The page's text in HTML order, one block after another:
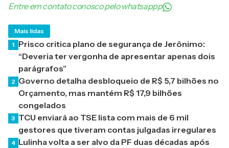
Entre em contato conosco pelo whatsappp
Mais lidas
1 Prisco critica plano de segurança de Jerônimo:
“Deveria ter vergonha de apresentar apenas dois
parágrafos”
2 Governo detalha desbloqueio de R$ 5,7 bilhões no
Orçamento, mas mantém R$ 17,9 bilhões
congelados
3 TCU enviará ao TSE lista com mais de 6 mil
gestores que tiveram contas julgadas irregulares
4 Lulinha volta a ser alvo da PF duas décadas após